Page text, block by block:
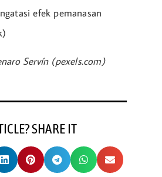
efek pemanasan
Servín (pexels.com)
SHARE IT